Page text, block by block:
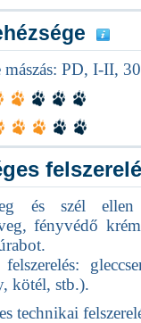
mászás: PD, I-II,
és szél ellen
fényvédő
kötél, stb.).
technikai